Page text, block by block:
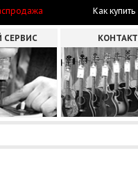
Как купить
СЕРВИС